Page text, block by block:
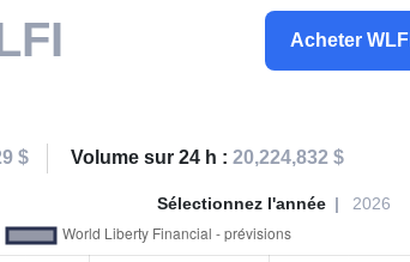
Acheter WLFI
$ Volume sur 24 h : 20,224,832 $
Sélectionnez l'année 2026